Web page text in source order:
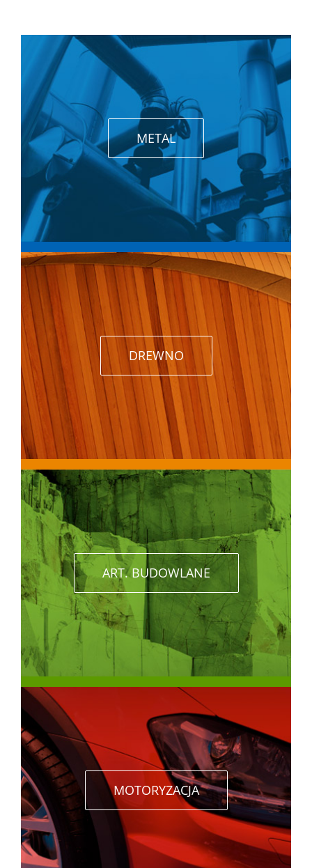
METAL
DREWNO
ART. BUDOWLANE
MOTORYZACJA